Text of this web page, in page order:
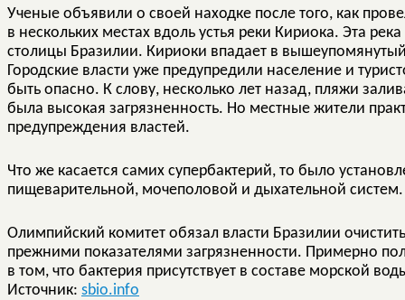
Ученые объявили о своей находке после того, как
в нескольких местах вдоль устья реки Кириока. Эта
столицы Бразилии. Кириоки впадает в
Городские власти уже предупредили население и
быть опасно. К слову, несколько лет назад, пляжи
была высокая загрязненность. Но местные жители
предупреждения властей.
Что же касается самих супербактерий, то было
пищеварительной, мочеполовой и дыхательной систем.
Олимпийский комитет обязал власти Бразилии
прежними показателями загрязненности. Примерно
в том, что бактерия присутствует в составе морской
Источник: sbio.info